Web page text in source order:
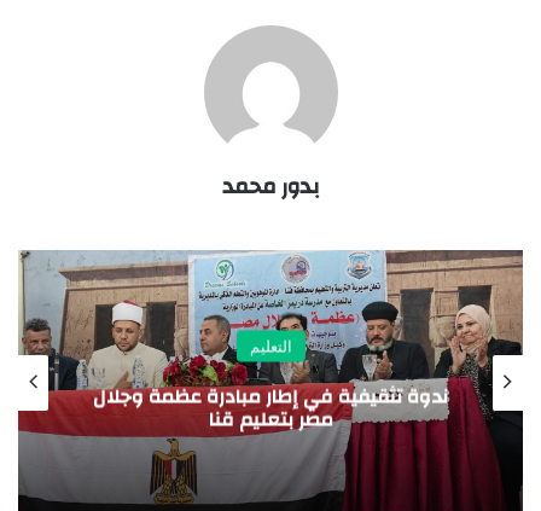
بدور محمد
التعليم
في إطار مبادرة عظمة وجلال
مصر بتعليم قنا
التعليم
الخاصة